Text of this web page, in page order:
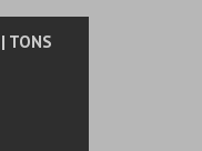
TONS